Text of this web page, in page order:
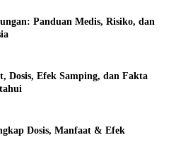
Panduan Medis, Risiko, dan
Dosis, Efek Samping, dan Fakta
Dosis, Manfaat & Efek